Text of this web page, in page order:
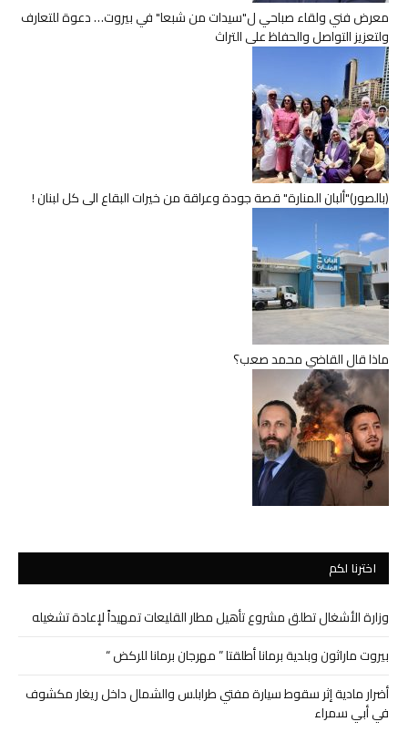
معرض فني ولقاء صباحي ل"سيدات من شبعا" في بيروت… دعوة للتعارف
ولتعزيز التواصل والحفاظ على التراث
(بالصور)"ألبان المنارة" قصة جودة وعراقة من خيرات البقاع الى كل لبنان !
ماذا قال القاضي محمد صعب؟
اخترنا لكم
وزارة الأشغال تطلق مشروع تأهيل مطار القليعات تمهيداً لإعادة تشغيله
بيروت ماراثون وبلدية برمانا أطلقتا ” مهرجان برمانا للركض “
أضرار مادية إثر سقوط سيارة مفتي طرابلس والشمال داخل ريغار مكشوف
في أبي سمراء